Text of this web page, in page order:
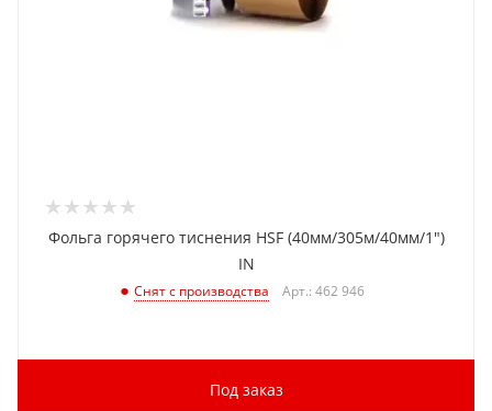
Фольга горячего тиснения HSF (40мм/305м/40мм/1")
IN
Снят с производства Арт.: 462 946
Под заказ